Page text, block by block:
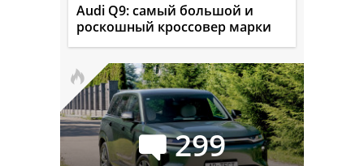
Audi Q9: самый большой и
роскошный кроссовер марки
299